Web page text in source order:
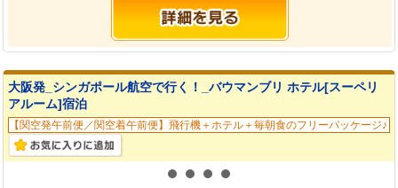
大阪発_シンガポール航空で行く！_バウマンブリ ホテル[スーペリ
アルーム]宿泊
【関空発午前便／関空着午前便】飛行機＋ホテル＋毎朝食のフリーパッケージ♪